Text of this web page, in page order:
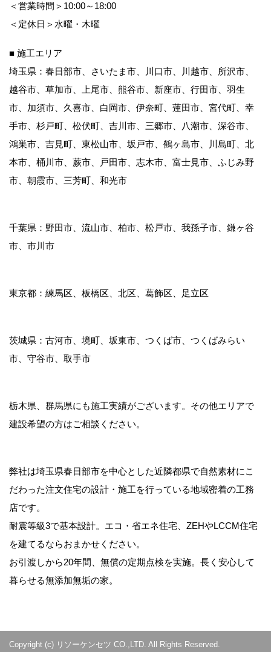
＜営業時間＞10:00～18:00
＜定休日＞水曜・木曜
■ 施工エリア
埼玉県：春日部市、さいたま市、川口市、川越市、所沢市、
越谷市、草加市、上尾市、熊谷市、新座市、行田市、羽生
市、加須市、久喜市、白岡市、伊奈町、蓮田市、宮代町、幸
手市、杉戸町、松伏町、吉川市、三郷市、八潮市、深谷市、
鴻巣市、吉見町、東松山市、坂戸市、鶴ヶ島市、川島町、北
本市、桶川市、蕨市、戸田市、志木市、富士見市、ふじみ野
市、朝霞市、三芳町、和光市
千葉県：野田市、流山市、柏市、松戸市、我孫子市、鎌ヶ谷
市、市川市
東京都：練馬区、板橋区、北区、葛飾区、足立区
茨城県：古河市、境町、坂東市、つくば市、つくばみらい
市、守谷市、取手市
栃木県、群馬県にも施工実績がございます。その他エリアで
建設希望の方はご相談ください。
弊社は埼玉県春日部市を中心とした近隣都県で自然素材にこ
だわった注文住宅の設計・施工を行っている地域密着の工務
店です。
耐震等級3で基本設計。エコ・省エネ住宅、ZEHやLCCM住宅
を建てるならおまかせください。
お引渡しから20年間、無償の定期点検を実施。長く安心して
暮らせる無添加無垢の家。
Copyright (c) リソーケンセツ CO.,LTD. All Rights Reserved.